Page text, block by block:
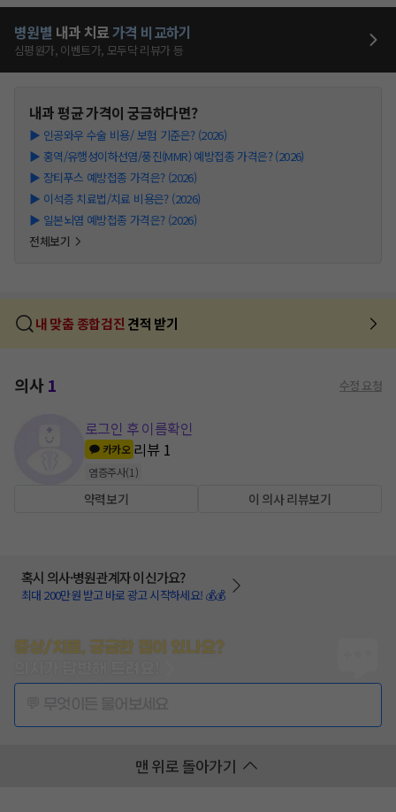
병원별 내과 치료가격 비교하기
심평원가, 이벤트가, 모두닥 리뷰가 등
내과평균 가격이 궁금하다면?
▶ 인공와우 수술 비용/ 보험 기준은? (2026)
▶ 홍역/유행성이하선염/풍진(MMR) 예방접종 가격은? (2026)
▶ 장티푸스 예방접종 가격은? (2026)
▶ 이석증 치료법/치료 비용은? (2026)
▶ 일본뇌염 예방접종 가격은? (2026)
전체보기
내 맞춤 종합검진 견적 받기
의사1 수정 요청
로그인 후 이름확인
카카오 리뷰 1
염증주사(1 )
약력보기 이 의사 리뷰보기
혹시 의사·병원관계자 이신가요?
최대 200만원 받고 바로 광고 시작하세요! 💰💰
증상/치료, 궁금한 점이 있나요?
맨 위로 돌아가기